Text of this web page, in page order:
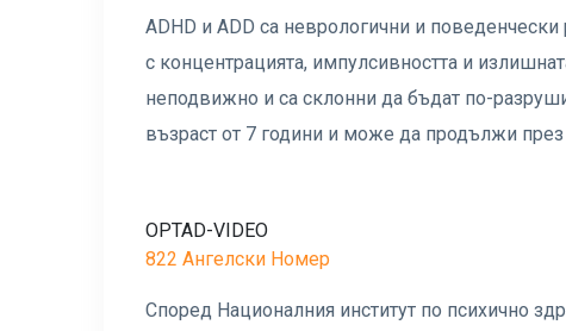
ADHD и ADD са неврологични и
с концентрацията, импулсивността и
неподвижно и са склонни да бъдат по-
възраст от 7 години и може да продължи
OPTAD-VIDEO
822 Ангелски Номер
Според Националния институт по психично